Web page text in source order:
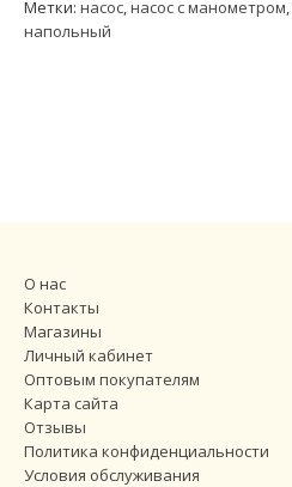
Метки: насос,насос с манометром,
напольный
О нас
Контакты
Магазины
Личный кабинет
Оптовым покупателям
Карта сайта
Отзывы
Политика конфиденциальности
Условия обслуживания